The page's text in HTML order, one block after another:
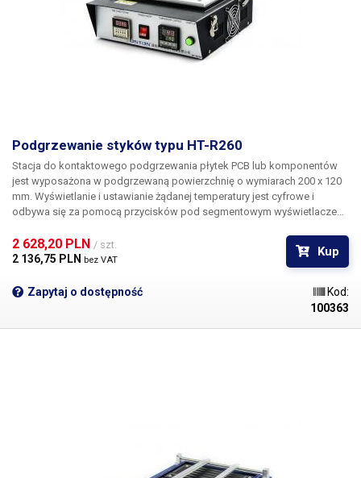
Podgrzewanie styków typu HT-R260
Stacja do kontaktowego podgrzewania płytek PCB lub komponentów
jest wyposażona w podgrzewaną powierzchnię o wymiarach 200 x 120
mm. Wyświetlanie i ustawianie żądanej temperatury jest cyfrowe i
odbywa się za pomocą przycisków pod segmentowym wyświetlaczem
jeśli wymaga tego aplikacja. W przypadku wyższych temperatur ważne
jest prawidłowe odmierzanie czasu w celu utrzymania procesu -
2 628,20 PLN / szt.
2 136,75 PLN bez VAT
Kup
Zapytaj o dostępność
Kod:
100363